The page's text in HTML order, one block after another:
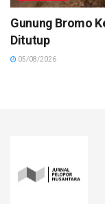
Gunung Bromo
Ditutup
05/08/2026